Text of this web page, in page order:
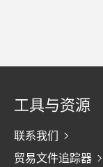
工具与资源
联系我们
贸易文件追踪器